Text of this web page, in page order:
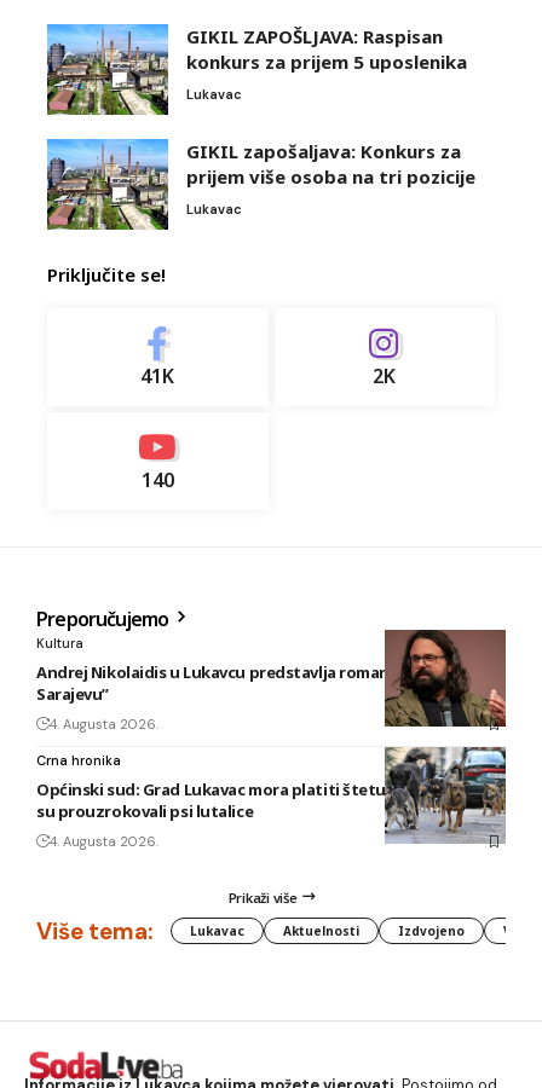
GIKIL ZAPOŠLJAVA: Raspisan
konkurs za prijem 5 uposlenika
Lukavac
GIKIL zapošaljava: Konkurs za
prijem više osoba na tri pozicije
Lukavac
Priključite se!
41K 2K
140
Preporučujemo
Kultura
Andrej Nikolaidis u Lukavcu predstavlja roman “Safari u
Sarajevu”
4. Augusta 2026.
Crna hronika
Općinski sud: Grad Lukavac mora platiti štetu na vozilu koju
su prouzrokovali psi lutalice
4. Augusta 2026.
Prikaži više
Više tema: Lukavac Aktuelnosti Izdvojeno